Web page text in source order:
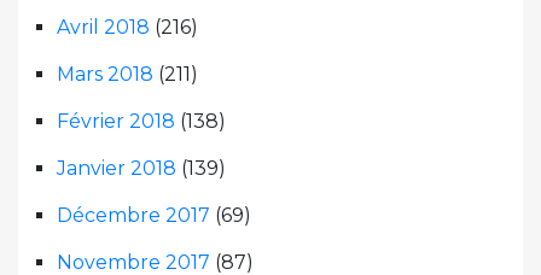
Avril 2018 (216)
Mars 2018 (211)
Février 2018 (138)
Janvier 2018 (139)
Décembre 2017 (69)
Novembre 2017 (87)